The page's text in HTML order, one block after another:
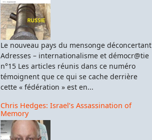
Le nouveau pays du mensonge déconcertant
Adresses – internationalisme et démocr@tie
n°15 Les articles réunis dans ce numéro
témoignent que ce qui se cache derrière
cette « fédération » est en...
Chris Hedges: Israel’s Assassination of
Memory